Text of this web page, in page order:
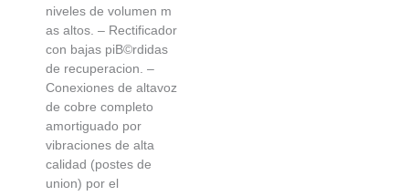
niveles de volumen m
as altos. – Rectificador
con bajas piВ©rdidas
de recuperacion. –
Conexiones de altavoz
de cobre completo
amortiguado por
vibraciones de alta
calidad (postes de
union) por el